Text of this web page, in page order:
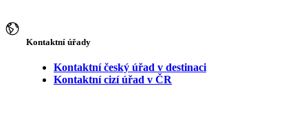
Kontaktní úřady
Kontaktní český úřad v destinaci
Kontaktní cizí úřad v ČR